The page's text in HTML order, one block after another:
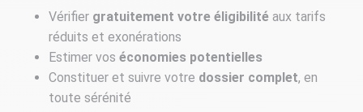
Vérifier gratuitement votre éligibilité aux tarifs
réduits et exonérations
Estimer vos économies potentielles
Constituer et suivre votre dossier complet, en
toute sérénité